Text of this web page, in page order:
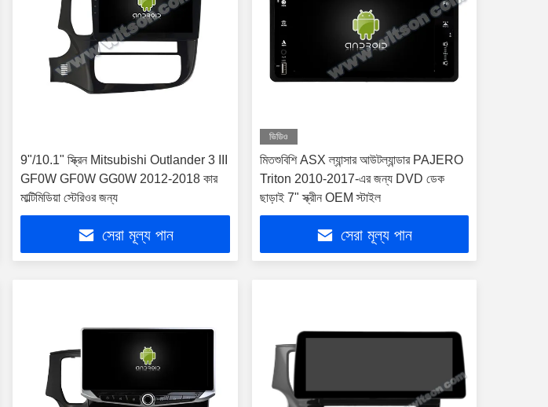
9"/10.1" স্ক্রিন Mitsubishi Outlander 3 III
GF0W GF0W GG0W 2012-2018 কার
মাল্টিমিডিয়া স্টেরিওর জন্য
সেরা মূল্য পান
ভিডিও
মিতশুবিশি ASX ল্যান্সার আউটল্যান্ডার PAJERO
Triton 2010-2017-এর জন্য DVD ডেক
ছাড়াই 7" স্ক্রীন OEM স্টাইল
সেরা মূল্য পান